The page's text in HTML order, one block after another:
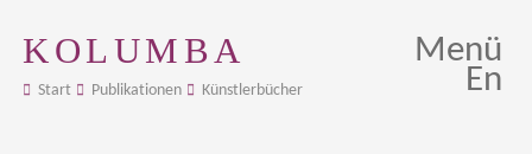
KOLUMBA
Start Publikationen Künstlerbücher
Menü
En